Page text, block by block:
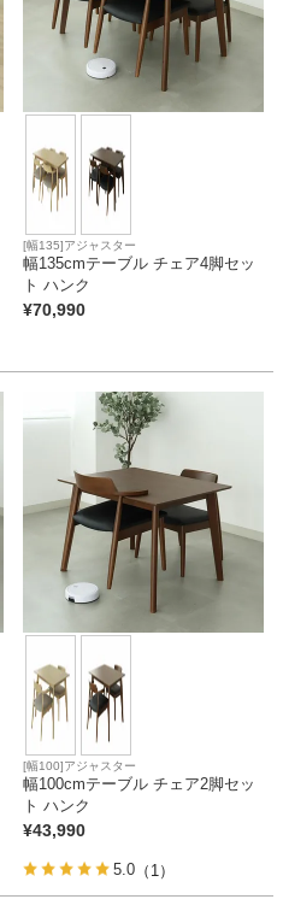
[幅135]アジャスター
幅135cmテーブル チェア4脚セッ
ト ハンク
¥70,990
[幅100]アジャスター
幅100cmテーブル チェア2脚セッ
ト ハンク
¥43,990
5.0 （1）